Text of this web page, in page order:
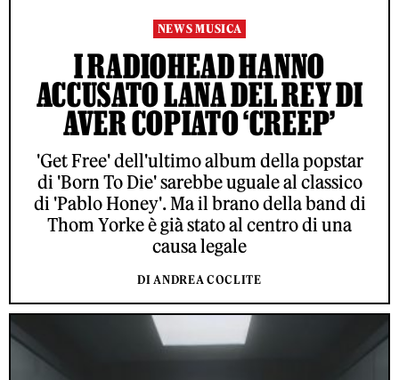
NEWS MUSICA
I RADIOHEAD HANNO
ACCUSATO LANA DEL REY DI
AVER COPIATO ‘CREEP’
'Get Free' dell'ultimo album della popstar
di 'Born To Die' sarebbe uguale al classico
di 'Pablo Honey'. Ma il brano della band di
Thom Yorke è già stato al centro di una
causa legale
DI ANDREA COCLITE